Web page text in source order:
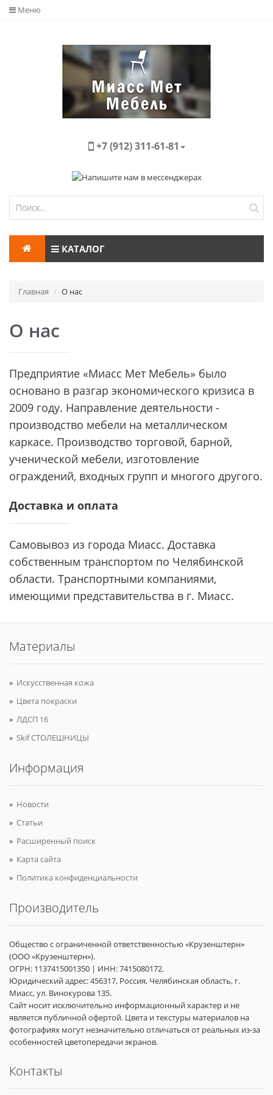
Меню
+7 (912) 311-61-81
КАТАЛОГ
Главная О нас
О нас
Предприятие «Миасс Мет Мебель» было
основано в разгар экономического кризиса в
2009 году. Направление деятельности -
производство мебели на металлическом
каркасе. Производство торговой, барной,
ученической мебели, изготовление
ограждений, входных групп и многого другого.
Доставка и оплата
Самовывоз из города Миасс. Доставка
собственным транспортом по Челябинской
области. Транспортными компаниями,
имеющими представительства в г. Миасс.
Материалы
Искусственная кожа
Цвета покраски
ЛДСП 16
Skif СТОЛЕШНИЦЫ
Информация
Новости
Статьи
Расширенный поиск
Карта сайта
Политика конфиденциальности
Производитель
Общество с ограниченной ответственностью «Крузенштерн»
(ООО «Крузенштерн»).
ОГРН: 1137415001350 | ИНН: 7415080172.
Юридический адрес: 456317, Россия, Челябинская область, г.
Миасс, ул. Винокурова 135.
Сайт носит исключительно информационный характер и не
является публичной офертой. Цвета и текстуры материалов на
фотографиях могут незначительно отличаться от реальных из-за
особенностей цветопередачи экранов.
Контакты